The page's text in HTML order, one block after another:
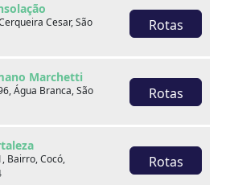
Cesar, São
Rotas
Marchetti
Água Branca, São
Rotas
Bairro, Cocó,
Rotas
| A21 - Tatuapé
Tatuapé, São Paulo, SP, 03309-